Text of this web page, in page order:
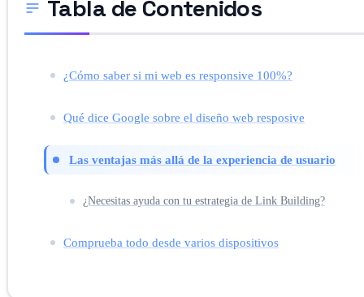
Tabla de Contenidos
¿Cómo saber si mi web es responsive 100%?
Qué dice Google sobre el diseño web resposive
Las ventajas más allá de la experiencia de usuario
¿Necesitas ayuda con tu estrategia de Link Building?
Comprueba todo desde varios dispositivos